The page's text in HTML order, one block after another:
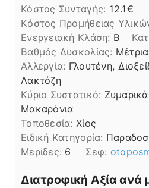
Κόστος Συνταγής: 12.1€
Kόστος Προμήθειας
Ενεργειακή Κλάση: B
Βαθμός Δυσκολίας: Μέτρια
Αλλεργία: Γλουτένη,
Λακτόζη
Kύριο Συστατικό:
Μακαρόνια
Τοποθεσία: Χίος
Ειδική Κατηγορία:
Μερίδες: 6 Σεφ:
Διατροφική Αξία ανά